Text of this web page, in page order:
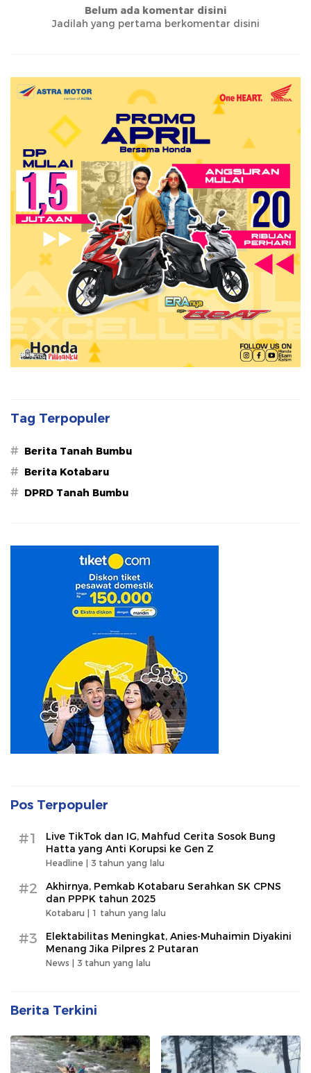
Belum ada komentar disini
Jadilah yang pertama berkomentar disini
Tag Terpopuler
# Berita Tanah Bumbu
# Berita Kotabaru
# DPRD Tanah Bumbu
Pos Terpopuler
#1
Live TikTok dan IG, Mahfud Cerita Sosok Bung
Hatta yang Anti Korupsi ke Gen Z
Headline | 3 tahun yang lalu
#2
Akhirnya, Pemkab Kotabaru Serahkan SK CPNS
dan PPPK tahun 2025
Kotabaru | 1 tahun yang lalu
#3
Elektabilitas Meningkat, Anies-Muhaimin Diyakini
Menang Jika Pilpres 2 Putaran
News | 3 tahun yang lalu
Berita Terkini